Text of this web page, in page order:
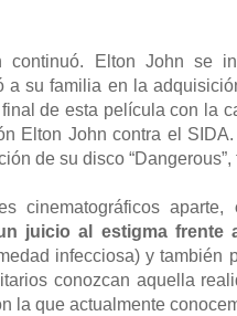
continuó. Elton John se
a su familia en la
de esta película con la
Elton John contra el
de su disco
cinematográficos aparte,
juicio al estigma frente
infecciosa) y también
conozcan aquella
la que actualmente